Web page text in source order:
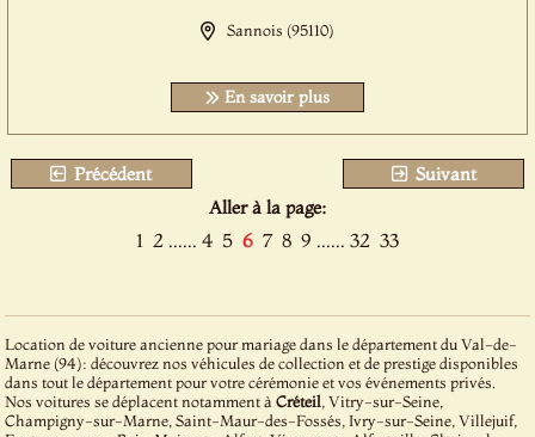
Sannois (95110)
En savoir plus
Précédent
Suivant
Aller à la page:
1 2 ...... 4 5 6 7 8 9 ...... 32 33
Location de voiture ancienne pour mariage dans le département du Val-de-
Marne (94): découvrez nos véhicules de collection et de prestige disponibles
dans tout le département pour votre cérémonie et vos événements privés.
Nos voitures se déplacent notamment àCréteil , Vitry-sur-Seine,
Champigny-sur-Marne, Saint-Maur-des-Fossés, Ivry-sur-Seine, Villejuif,